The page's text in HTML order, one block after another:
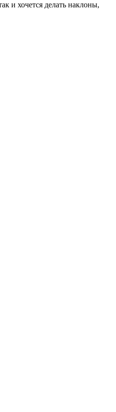
и хочется делать наклоны,